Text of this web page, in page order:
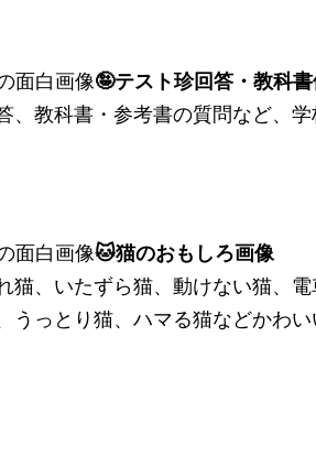
面白画像🤪テスト珍回答・教科
、教科書・参考書の質問など、
面白画像🐱猫のおもしろ画像
猫、いたずら猫、動けない猫、
うっとり猫、ハマる猫などかわ